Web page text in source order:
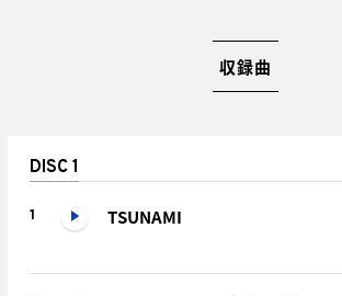
収録曲
DISC 1
1 TSUNAMI